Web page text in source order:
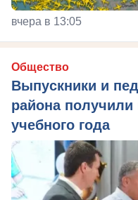
вчера в 13:05
Общество
Выпускники и
района
учебного года